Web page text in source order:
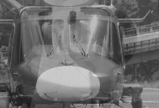
生活基盤
社会基盤